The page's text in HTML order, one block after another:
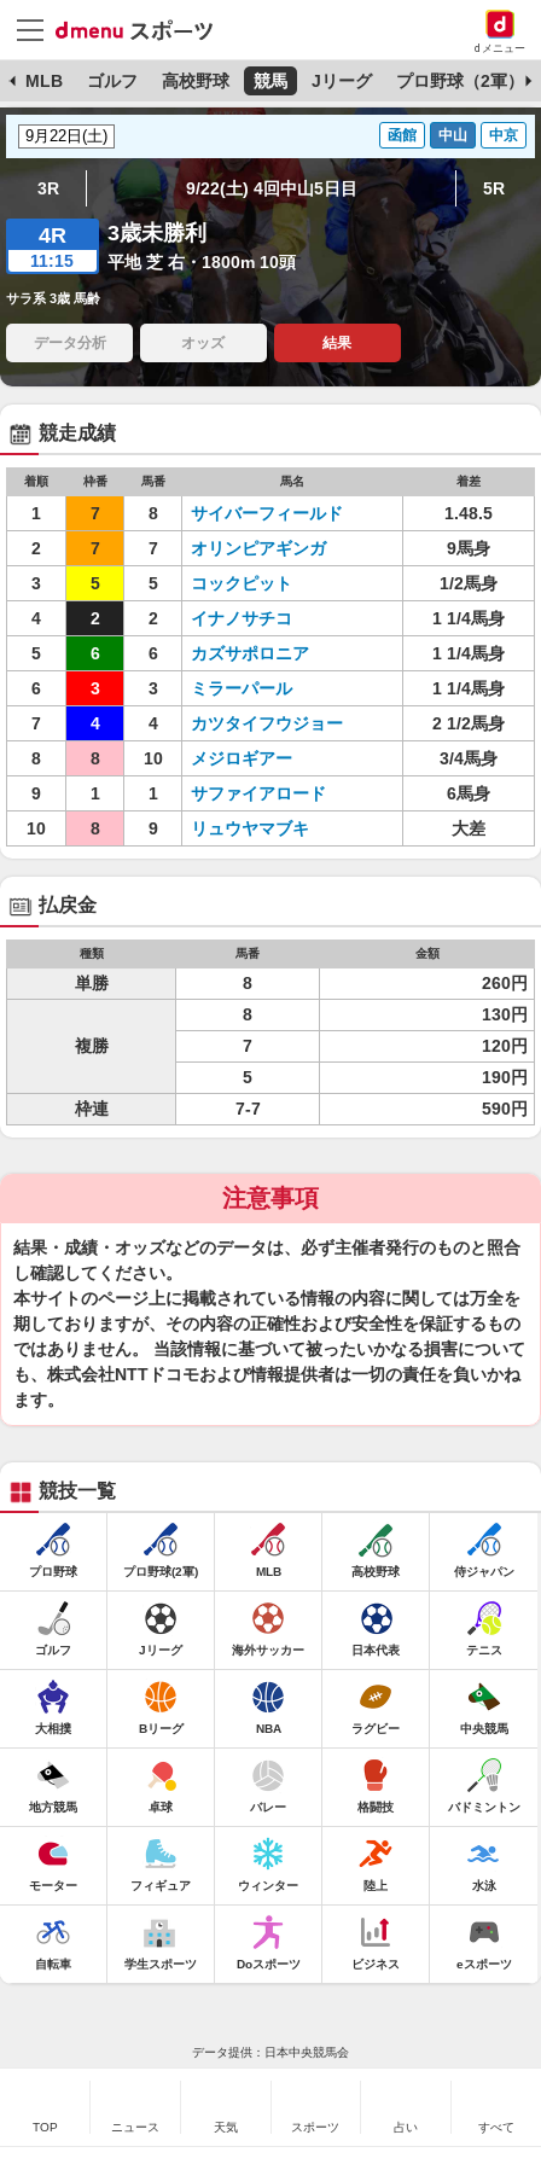
dメニュー
MLB ゴルフ 高校野球 競馬 Jリーグ プロ野球（2軍）
函館 中山 中京
3R 9/22(土) 4回中山5日目 5R
4R
11:15
3歳未勝利
平地 芝 右・1800m 10頭
サラ系 3歳 馬齢
データ分析 オッズ 結果
競走成績
着順 枠番 馬番 馬名 着差
1 7 8 サイバーフィールド
1.48.5
2
7 7 オリンピアギンガ
9馬身
3
5 5 コックピット
1/2馬身
4
2 2 イナノサチコ
1 1/4馬身
5
6 6 カズサポロニア
1 1/4馬身
6
3 3 ミラーパール
1 1/4馬身
7
4 4 カツタイフウジョー
2 1/2馬身
8
8 10 メジロギアー
3/4馬身
9
1 1 サファイアロード
6馬身
10
8 9 リュウヤマブキ 大差
払戻金
種類 馬番 金額
単勝 8 260円
複勝
8
130円
7
120円
5
190円
枠連
7-7 590円
注意事項
結果・成績・オッズなどのデータは、必ず主催者発行のものと照合
し確認してください。
本サイトのページ上に掲載されている情報の内容に関しては万全を
期しておりますが、その内容の正確性および安全性を保証するもの
ではありません。 当該情報に基づいて被ったいかなる損害について
も、株式会社NTTドコモおよび情報提供者は一切の責任を負いかね
ます。
競技一覧
プロ野球 プロ野球(2軍) MLB 高校野球 侍ジャパン
ゴルフ Jリーグ 海外サッカー 日本代表 テニス
大相撲 Bリーグ NBA ラグビー 中央競馬
地方競馬 卓球 バレー 格闘技 バドミントン
モーター フィギュア ウィンター 陸上 水泳
自転車 学生スポーツ Doスポーツ ビジネス eスポーツ
データ提供：日本中央競馬会
TOP ニュース 天気 スポーツ 占い すべて